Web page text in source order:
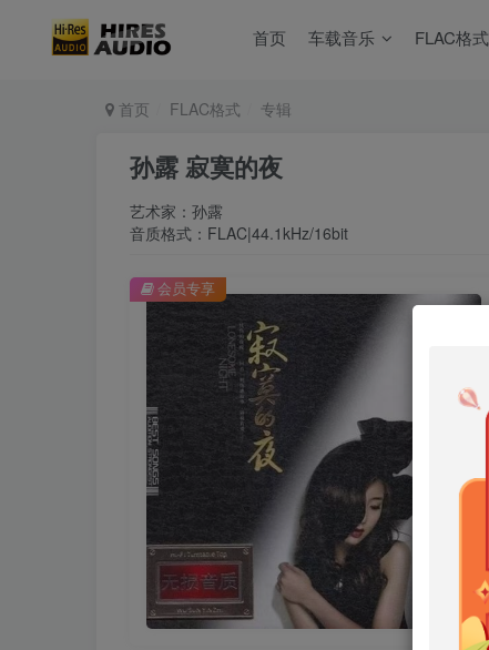
首页 车载音乐 FLAC格式
首页 FLAC格式 专辑
孙露 寂寞的夜
艺术家：孙露
音质格式：FLAC|44.1kHz/16bit
会员专享